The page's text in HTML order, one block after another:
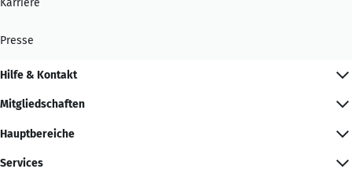
Karriere
Presse
Hilfe & Kontakt
Mitgliedschaften
Hauptbereiche
Services